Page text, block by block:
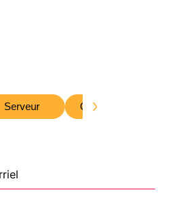
Serveur Gestionnaire